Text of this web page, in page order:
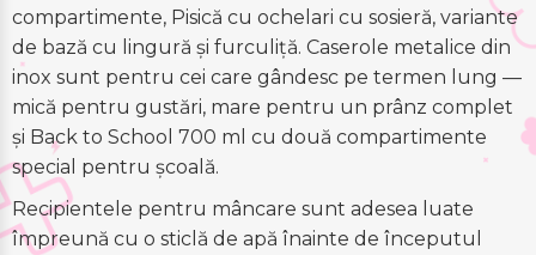
compartimente, Pisică cu ochelari cu sosieră, variante
de bază cu lingură și furculiță. Caserole metalice din
inox sunt pentru cei care gândesc pe termen lung —
mică pentru gustări, mare pentru un prânz complet
și Back to School 700 ml cu două compartimente
special pentru școală.
Recipientele pentru mâncare sunt adesea luate
împreună cu o sticlă de apă înainte de începutul